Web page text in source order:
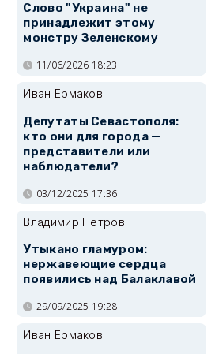
Слово "Украина" не
принадлежит этому
монстру Зеленскому
11/06/2026 18:23
Иван Ермаков
Депутаты Севастополя:
кто они для города —
представители или
наблюдатели?
03/12/2025 17:36
Владимир Петров
Утыкано гламуром:
нержавеющие сердца
появились над Балаклавой
29/09/2025 19:28
Иван Ермаков